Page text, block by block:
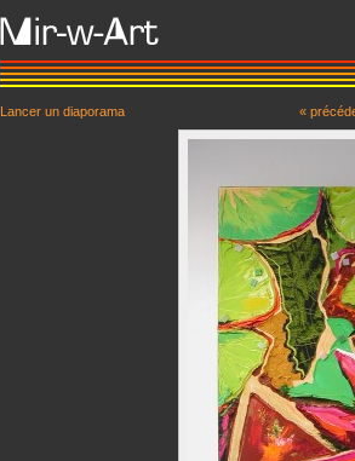
Lancer un diaporama «